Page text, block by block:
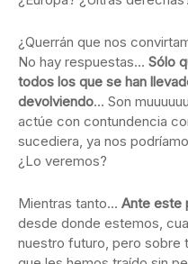
¿Querrán que nos
No hay respuestas… Sólo
todos los que se han
devolviendo… Son
actúe con contundencia
sucediera, ya nos
¿Lo veremos?
Mientras tanto… Ante este
desde donde estemos,
nuestro futuro, pero sobre